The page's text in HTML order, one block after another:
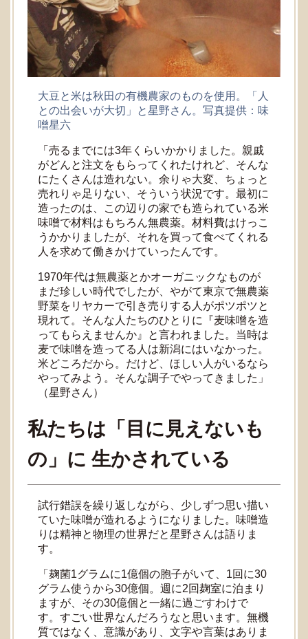
大豆と米は秋田の有機農家のものを使用。「人
との出会いが大切」と星野さん。写真提供：味
噌星六
「売るまでには3年くらいかかりました。親戚
がどんと注文をもらってくれたけれど、そんな
にたくさんは造れない。余りゃ大変、ちょっと
売れりゃ足りない、そういう状況です。最初に
造ったのは、この辺りの家でも造られている米
味噌で材料はもちろん無農薬。材料費はけっこ
うかかりましたが、それを買って食べてくれる
人を求めて働きかけていったんです。
1970年代は無農薬とかオーガニックなものが
まだ珍しい時代でしたが、やがて東京で無農薬
野菜をリヤカーで引き売りする人がポツポツと
現れて。そんな人たちのひとりに『麦味噌を造
ってもらえませんか』と言われました。当時は
麦で味噌を造ってる人は新潟にはいなかった。
米どころだから。だけど、ほしい人がいるなら
やってみよう。そんな調子でやってきました」
（星野さん）
私たちは「目に見えないも
の」に 生かされている
試行錯誤を繰り返しながら、少しずつ思い描い
ていた味噌が造れるようになりました。味噌造
りは精神と物理の世界だと星野さんは語りま
す。
「麹菌1グラムに1億個の胞子がいて、1回に30
グラム使うから30億個。週に2回麹室に泊まり
ますが、その30億個と一緒に過ごすわけで
す。すごい世界なんだろうなと思います。無機
質ではなく、意識があり、文字や言葉はありま